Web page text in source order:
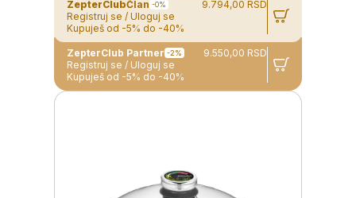
ZepterClubČlan -0%
9.794,00 RSD
Registruj se / Uloguj se
Kupuješ od -5% do -40%
ZepterClub Partner -2%
9.550,00 RSD
Registruj se / Uloguj se
Kupuješ od -5% do -40%